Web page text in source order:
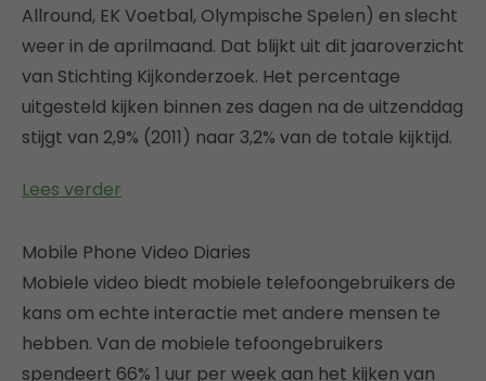
Allround, EK Voetbal, Olympische Spelen) en slecht
weer in de aprilmaand. Dat blijkt uit dit jaaroverzicht
van Stichting Kijkonderzoek. Het percentage
uitgesteld kijken binnen zes dagen na de uitzenddag
stijgt van 2,9% (2011) naar 3,2% van de totale kijktijd.
Lees verder
Mobile Phone Video Diaries
Mobiele video biedt mobiele telefoongebruikers de
kans om echte interactie met andere mensen te
hebben. Van de mobiele tefoongebruikers
spendeert 66% 1 uur per week aan het kijken van